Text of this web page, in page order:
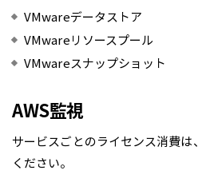
VMwareデータストア
VMwareリソースプール
VMwareスナップショット
AWS監視
サービスごとのライセンス消費は、
ください。